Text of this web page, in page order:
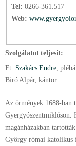
Tel: 0266-361.517
Web:
Szolgálatot teljesít:
Ft. Szakács Endre ,
Biró Alpár, kántor
Az örmények 1688-ban
Gyergyószentmiklóson.
magánházakban
György római katolikus